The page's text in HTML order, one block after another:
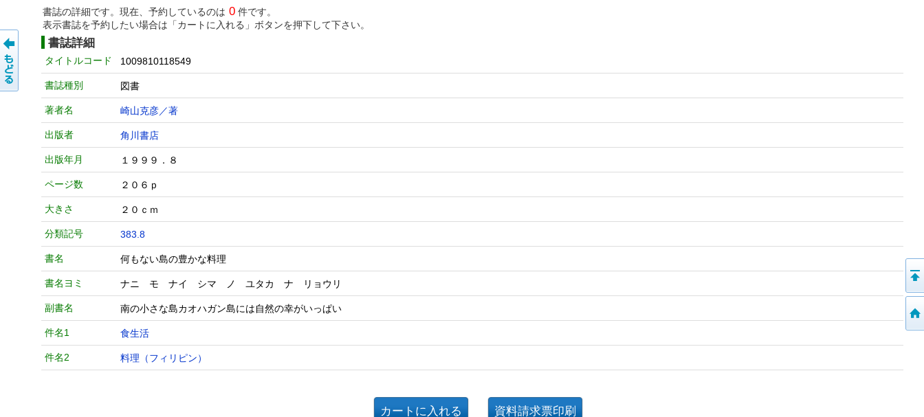
書誌の詳細です。現在、予約しているのは 0 件です。
表示書誌を予約したい場合は「カートに入れる」ボタンを押下して下さい。
書誌詳細
タイトルコード 1009810118549
書誌種別 図書
著者名 崎山克彦／著
出版者 角川書店
出版年月 １９９９．８
ページ数 ２０６ｐ
大きさ ２０ｃｍ
分類記号 383.8
書名 何もない島の豊かな料理
書名ヨミ ナニ モ ナイ シマ ノ ユタカ ナ リョウリ
副書名 南の小さな島カオハガン島には自然の幸がいっぱい
件名1 食生活
件名2 料理（フィリピン）